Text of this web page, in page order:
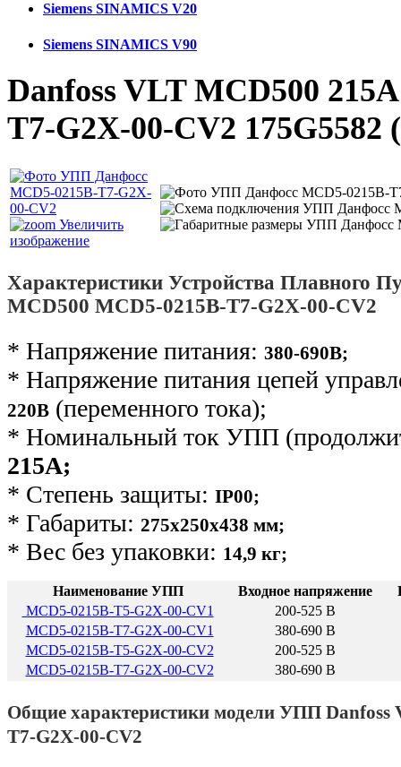
Siemens SINAMICS V20
Siemens SINAMICS V90
Danfoss VLT MCD500
T7-G2X-00-CV2 175G5582
Увеличить
изображение
Характеристики Устройства Плавного
MCD500 MCD5-0215B-T7-G2X-00-CV2
* Напряжение питания: 380-690В;
* Напряжение питания цепей
220В (переменного тока);
* Номинальный ток УПП
215А;
* Степень защиты: IP00;
* Габариты: 275х250х438 мм;
* Вес без упаковки: 14,9 кг;
Наименование УПП Входное напряжение
MCD5-0215B-T5-G2X-00-CV1
200-525 В
MCD5-0215B-T7-G2X-00-CV1
380-690 В
MCD5-0215B-T5-G2X-00-CV2
200-525 В
MCD5-0215B-T7-G2X-00-CV2
380-690 В
Общие характеристики модели УПП Danfoss
T7-G2X-00-CV2